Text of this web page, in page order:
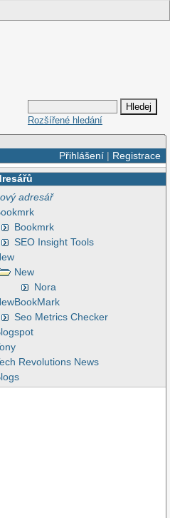
Rozšířené hledání
Přihlášení| Registrace
adresář
Bookmrk
SEO Insight Tools
New
Nora
Seo Metrics Checker
Revolutions News